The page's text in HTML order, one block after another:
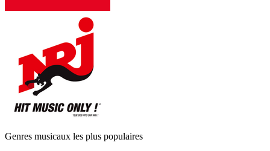
Genres musicaux les plus populaires